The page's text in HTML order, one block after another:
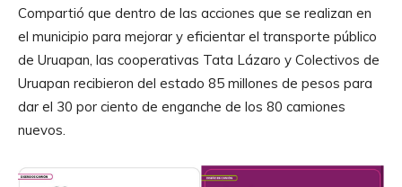
Compartió que dentro de las acciones que se realizan en
el municipio para mejorar y eficientar el transporte público
de Uruapan, las cooperativas Tata Lázaro y Colectivos de
Uruapan recibieron del estado 85 millones de pesos para
dar el 30 por ciento de enganche de los 80 camiones
nuevos.